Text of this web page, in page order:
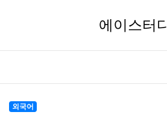
에이스터디
외국어